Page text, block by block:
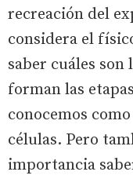
recreación del
considera el
saber cuáles
forman las
conocemos
células. Pero
importancia